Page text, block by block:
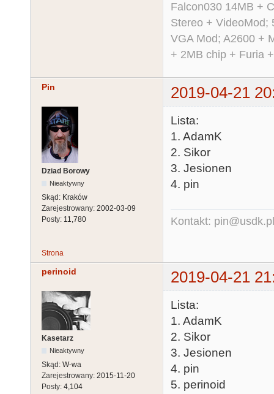
Falcon030 14MB +
Stereo + VideoMod;
VGA Mod; A2600 +
+ 2MB chip + Furia
Pin 2019-04-21
Dziad Borowy
Nieaktywny
Skąd: Kraków
Zarejestrowany: 2002-03-09
Posty: 11,780
Lista:
1. AdamK
2. Sikor
3. Jesionen
4. pin
Kontakt: pin@usdk.pl
Strona
perinoid 2019-04-21
Kasetarz
Nieaktywny
Skąd: W-wa
Zarejestrowany: 2015-11-20
Posty: 4,104
Lista:
1. AdamK
2. Sikor
3. Jesionen
4. pin
5. perinoid